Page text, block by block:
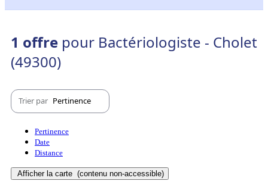
1 offre pour Bactériologiste - Cholet
(49300)
Trier par Pertinence
Pertinence
Date
Distance
Afficher la carte (contenu non-accessible)